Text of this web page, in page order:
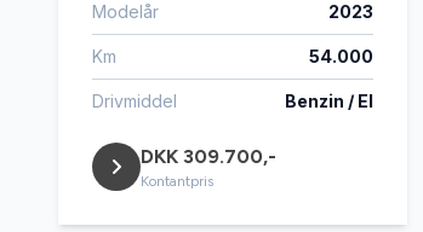
Modelår 2023
Km 54.000
Drivmiddel Benzin / El
DKK 309.700,-
Kontantpris